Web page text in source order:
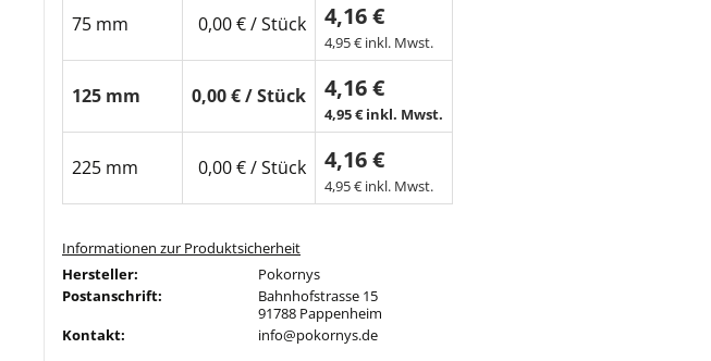
75 mm 0,00 € / Stück 4,16 €
4,95 € inkl. Mwst.
125 mm 0,00 € / Stück 4,16 €
4,95 € inkl. Mwst.
225 mm 0,00 € / Stück 4,16 €
4,95 € inkl. Mwst.
Informationen zur Produktsicherheit
Hersteller:
Pokornys
Postanschrift:
Bahnhofstrasse 15
91788 Pappenheim
Kontakt:
info@pokornys.de